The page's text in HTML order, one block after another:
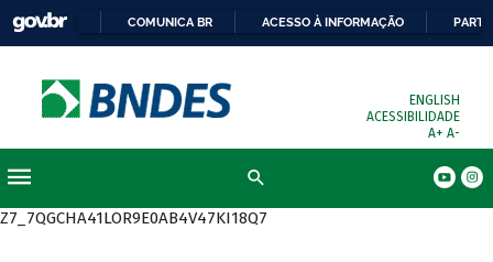
COMUNICA BR ACESSO À INFORMAÇÃO
ENGLISH
ACESSIBILIDADE
A+ A-
Z7_7QGCHA41LOR9E0AB4V47KI18Q7